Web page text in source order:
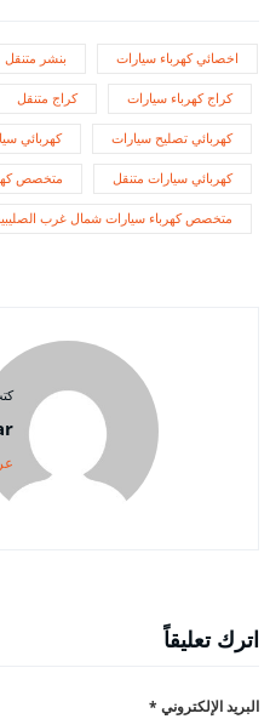
اخصائي كهرباء سيارات بنشر متنقل
كراج كهرباء سيارات كراج متنقل
كهربائي تصليح سيارات كهربائي
كهربائي سيارات متنقل متخصص
متخصص كهرباء سيارات شمال غرب
اترك تعليقاً
البريد الإلكتروني *